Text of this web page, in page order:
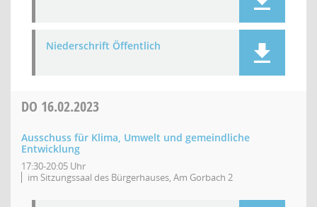
Niederschrift Öffentlich
DO 16.02.2023
Ausschuss für Klima, Umwelt und gemeindliche
Entwicklung
17:30-20:05 Uhr
im Sitzungssaal des Bürgerhauses, Am Gorbach 2